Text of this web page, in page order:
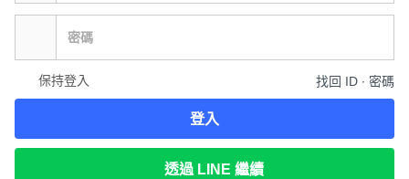
保持登入 找回 ID ∙ 密碼
登入
透過 LINE 繼續